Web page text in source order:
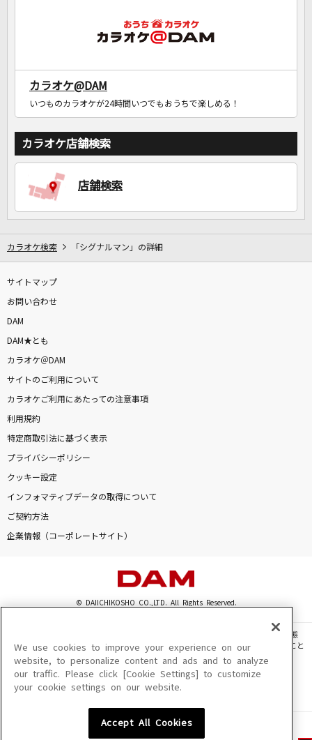
カラオケ@DAM
いつものカラオケが24時間いつでもおうちで楽しめる！
カラオケ店舗検索
店舗検索
カラオケ検索 「シグナルマン」の詳細
サイトマップ
お問い合わせ
DAM
DAM★とも
カラオケ＠DAM
サイトのご利用について
カラオケご利用にあたっての注意事項
利用規約
特定商取引法に基づく表示
プライバシーポリシー
クッキー設定
インフォマティブデータの取得について
ご契約方法
企業情報（コーポレートサイト）
© DAIICHIKOSHO CO.,LTD. All Rights Reserved.
このサイトに掲載されている一切の文章・画像・写真・動画・音声等を、手段や形態
を問わず、著作権法の定める範囲を超えて無断で複製、転載、ファイル化などすること
を禁じます。
楽曲及びコンテンツは、機種によりご利用いただけない場合があります。
楽曲及びコンテンツの配信日、配信内容が変更になる場合があります。
We use cookies to improve your experience on our
website, to personalize content and ads and to analyze
our traffic. Please click [Cookie Settings] to customize
your cookie settings on our website.
Accept All Cookies